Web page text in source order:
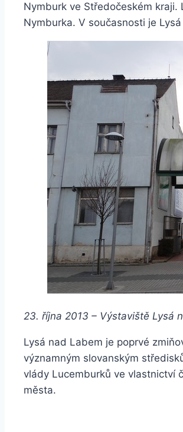
Nymburk ve Středočeském
Nymburka. V současnosti je
23. října 2013 – Výstaviště Lysá
Lysá nad Labem je poprvé
významným slovanským
vlády Lucemburků ve vlastnictví
města.